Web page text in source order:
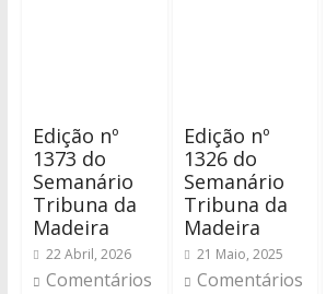
Edição nº
1373 do
Semanário
Tribuna da
Madeira
22 Abril, 2026
Comentários
Edição nº
1326 do
Semanário
Tribuna da
Madeira
21 Maio, 2025
Comentários